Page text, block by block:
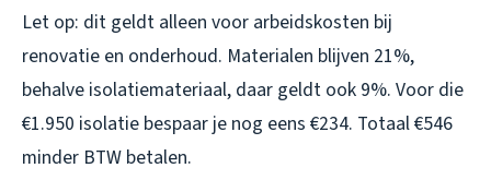
Let op: dit geldt alleen voor arbeidskosten bij
renovatie en onderhoud. Materialen blijven 21%,
behalve isolatiemateriaal, daar geldt ook 9%. Voor die
€1.950 isolatie bespaar je nog eens €234. Totaal €546
minder BTW betalen.